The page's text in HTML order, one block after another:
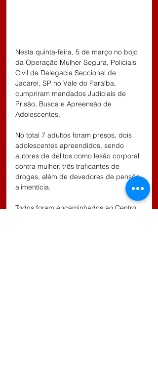
Nesta quinta-feira, 5 de março no bojo
da Operação Mulher Segura, Policiais
Civil da Delegacia Seccional de
Jacareí, SP no Vale do Paraíba,
cumpriram mandados Judiciais de
Prisão, Busca e Apreensão de
Adolescentes.
No total 7 adultos foram presos, dois
adolescentes apreendidos, sendo
autores de delitos como lesão corporal
contra mulher, três traficantes de
drogas, além de devedores de pensão
alimentícia.
Todos foram encaminhados ao Centro